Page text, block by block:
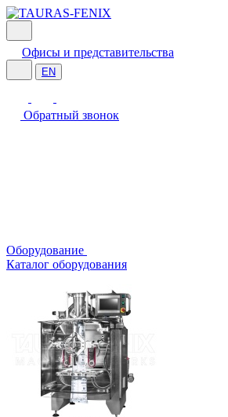
Офисы и представительства
EN
Обратный звонок
Оборудование
Каталог оборудования